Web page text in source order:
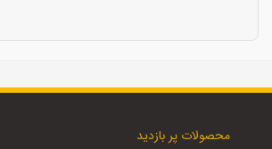
محصولات پر بازدید